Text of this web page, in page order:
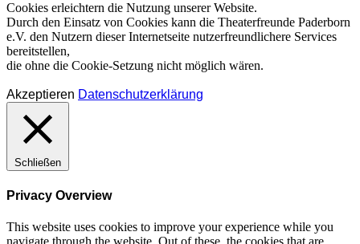
Cookies erleichtern die Nutzung unserer Website.
Durch den Einsatz von Cookies kann die Theaterfreunde Paderborn
e.V. den Nutzern dieser Internetseite nutzerfreundlichere Services
bereitstellen,
die ohne die Cookie-Setzung nicht möglich wären.
Akzeptieren Datenschutzerklärung
Schließen
Privacy Overview
This website uses cookies to improve your experience while you
navigate through the website. Out of these, the cookies that are